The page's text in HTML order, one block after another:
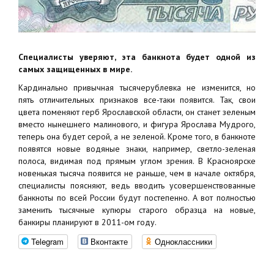
Специалисты уверяют, эта банкнота будет одной из
самых защищенных в мире.
Кардинально привычная тысячерублевка не изменится, но
пять отличительных признаков все-таки появится. Так, свои
цвета поменяют герб Ярославской области, он станет зеленым
вместо нынешнего малинового, и фигура Ярослава Мудрого,
теперь она будет серой, а не зеленой. Кроме того, в банкноте
появятся новые водяные знаки, например, светло-зеленая
полоса, видимая под прямым углом зрения. В Красноярске
новенькая тысяча появится не раньше, чем в начале октября,
специалисты поясняют, ведь вводить усовершенствованные
банкноты по всей России будут постепенно. А вот полностью
заменить тысячные купюры старого образца на новые,
банкиры планируют в 2011-ом году.
Telegram Вконтакте Одноклассники